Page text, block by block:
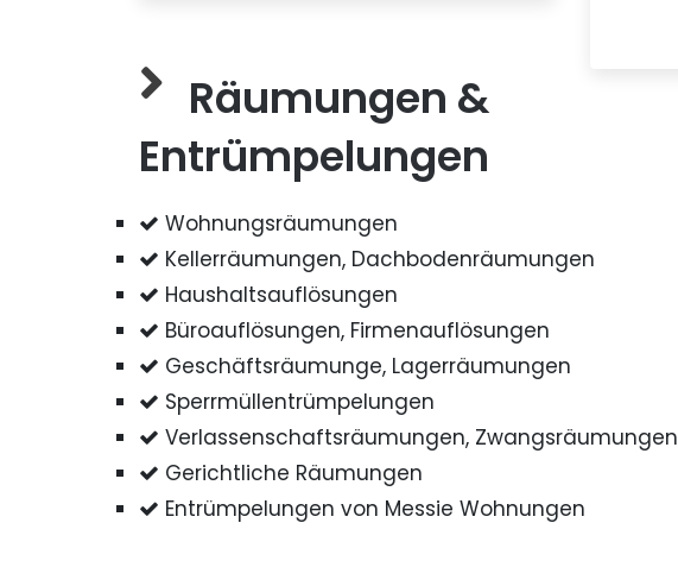
Räumungen &
Entrümpelungen
Wohnungsräumungen
Kellerräumungen, Dachbodenräumungen
Haushaltsauflösungen
Büroauflösungen, Firmenauflösungen
Geschäftsräumunge, Lagerräumungen
Sperrmüllentrümpelungen
Verlassenschaftsräumungen, Zwangsräumungen
Gerichtliche Räumungen
Entrümpelungen von Messie Wohnungen